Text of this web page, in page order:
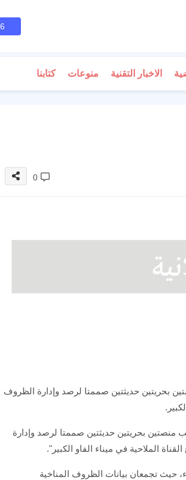
الاخبار التقنية منوعات كتابنا
0
بحريتين حديثتين صممتا لرصد وإدارة الظروف
منصتين بحريتين حديثتين صممتا لرصد وإدارة
الملاحية في ميناء الفاو الكبير".
حيث تجمعان بيانات الظروف المناخية